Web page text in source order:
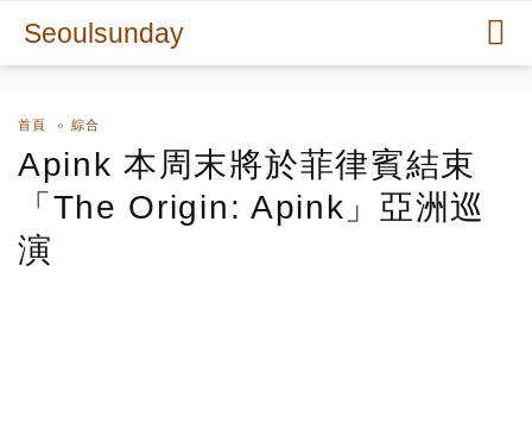
Seoulsunday
首頁 綜合
Apink 本周末將於菲律賓結束
「The Origin: Apink」亞洲巡
演